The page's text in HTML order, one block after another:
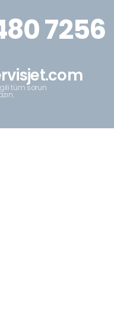
7256
tüm sorun